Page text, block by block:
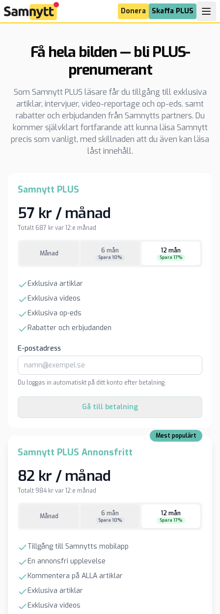
Donera Skaffa PLUS
Få hela bilden — bli PLUS-
prenumerant
Som Samnytt PLUS läsare får du tillgång till exklusiva
artiklar, intervjuer, video-reportage och op-eds. samt
rabatter och erbjudanden från Samnytts partners. Du
kommer självklart fortfarande att kunna läsa Samnytt
precis som vanligt, med skillnaden att du även kan läsa
låst innehåll.
Samnytt PLUS
57 kr / månad
Totalt 687 kr var 12:e månad
Månad 6 mån
Spara 10%
12 mån
Spara 17%
Exklusiva artiklar
Exklusiva videos
Exklusiva op-eds
Rabatter och erbjudanden
E-postadress
Du loggas in automatiskt på ditt konto efter betalning.
Gå till betalning
Mest populärt
Samnytt PLUS Annonsfritt
82 kr / månad
Totalt 984 kr var 12:e månad
Månad 6 mån
Spara 10%
12 mån
Spara 17%
Tillgång till Samnytts mobilapp
En annonsfri upplevelse
Kommentera på ALLA artiklar
Exklusiva artiklar
Exklusiva videos